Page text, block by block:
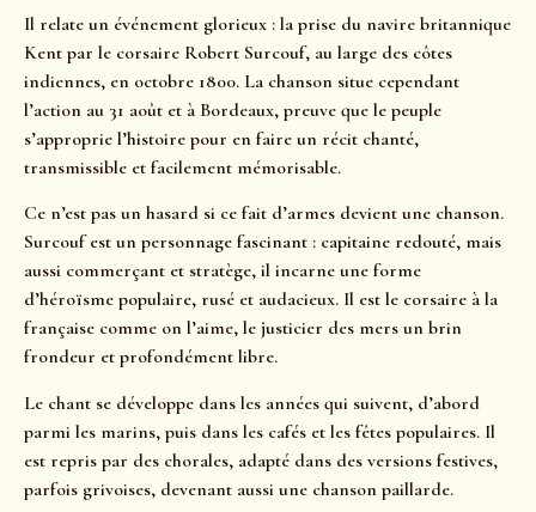
Il relate un événement glorieux : la prise du navire britannique
Kent par le corsaire Robert Surcouf, au large des côtes
indiennes, en octobre 1800. La chanson situe cependant
l’action au 31 août et à Bordeaux, preuve que le peuple
s’approprie l’histoire pour en faire un récit chanté,
transmissible et facilement mémorisable.
Ce n’est pas un hasard si ce fait d’armes devient une chanson.
Surcouf est un personnage fascinant : capitaine redouté, mais
aussi commerçant et stratège, il incarne une forme
d’héroïsme populaire, rusé et audacieux. Il est le corsaire à la
française comme on l’aime, le justicier des mers un brin
frondeur et profondément libre.
Le chant se développe dans les années qui suivent, d’abord
parmi les marins, puis dans les cafés et les fêtes populaires. Il
est repris par des chorales, adapté dans des versions festives,
parfois grivoises, devenant aussi une chanson paillarde.